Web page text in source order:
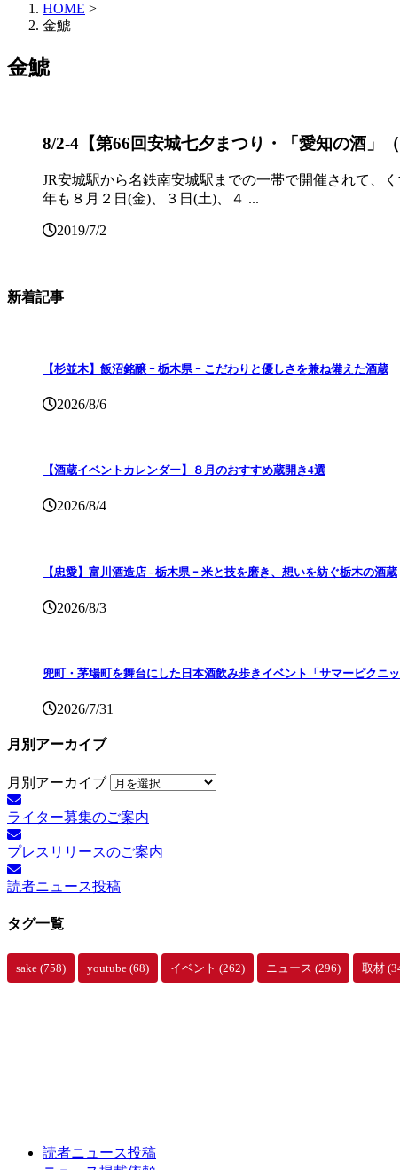
HOME >
金鯱
金鯱
8/2-4【第66回安城七夕まつり・「愛知の酒」
JR安城駅から名鉄南安城駅までの一帯で開催されて、
年も８月２日(金)、３日(土)、４ ...
2019/7/2
新着記事
【杉並木】飯沼銘醸 ｰ 栃木県 ｰ こだわりと優しさを兼ね備えた酒蔵
2026/8/6
【酒蔵イベントカレンダー】８月のおすすめ蔵開き4選
2026/8/4
【忠愛】富川酒造店 ‐ 栃木県 ｰ 米と技を磨き、想いを紡ぐ栃木の酒蔵
2026/8/3
兜町・茅場町を舞台にした日本酒飲み歩きイベント「サマーピクニ
2026/7/31
月別アーカイブ
月別アーカイブ
ライター募集のご案内
プレスリリースのご案内
読者ニュース投稿
タグ一覧
sake (758) youtube (68) イベント (262) ニュース (296) 取材
読者ニュース投稿